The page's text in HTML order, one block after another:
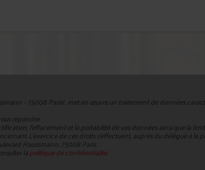
– 75008 Paris), met en œuvre un traitement de données
répondre.
l’effacement et la portabilité de vos données ainsi que la
L’exercice de ces droits s’effectuent, auprès du délégué à la
Haussmann, 75008 Paris.
lapolitique de confidentialité.